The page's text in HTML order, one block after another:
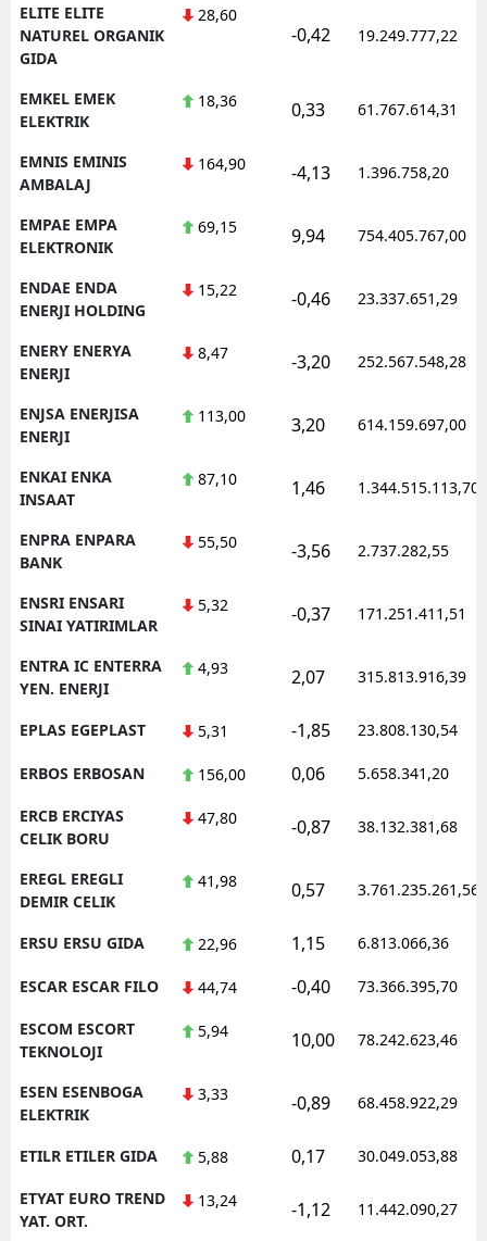
ELITE ELITE
NATUREL ORGANIK
GIDA
28,60
-0,42 19.249.777,22
EMKEL EMEK
ELEKTRIK
18,36 0,33 61.767.614,31
EMNIS EMINIS
AMBALAJ
164,90 -4,13 1.396.758,20
EMPAE EMPA
ELEKTRONIK
69,15 9,94 754.405.767,00
ENDAE ENDA
ENERJI HOLDING
15,22 -0,46 23.337.651,29
ENERY ENERYA
ENERJI
8,47 -3,20 252.567.548,28
ENJSA ENERJISA
ENERJI
113,00 3,20 614.159.697,00
ENKAI ENKA
INSAAT
87,10 1,46 1.344.515.113,70
ENPRA ENPARA
BANK
55,50 -3,56 2.737.282,55
ENSRI ENSARI
SINAI YATIRIMLAR
5,32 -0,37 171.251.411,51
ENTRA IC ENTERRA
YEN. ENERJI
4,93 2,07 315.813.916,39
EPLAS EGEPLAST 5,31 -1,85 23.808.130,54
ERBOS ERBOSAN 156,00 0,06 5.658.341,20
ERCB ERCIYAS
CELIK BORU
47,80 -0,87 38.132.381,68
EREGL EREGLI
DEMIR CELIK
41,98 0,57 3.761.235.261,56
ERSU ERSU GIDA 22,96 1,15 6.813.066,36
ESCAR ESCAR FILO 44,74 -0,40 73.366.395,70
ESCOM ESCORT
TEKNOLOJI
5,94 10,00 78.242.623,46
ESEN ESENBOGA
ELEKTRIK
3,33 -0,89 68.458.922,29
ETILR ETILER GIDA 5,88 0,17 30.049.053,88
ETYAT EURO TREND
YAT. ORT.
13,24 -1,12 11.442.090,27